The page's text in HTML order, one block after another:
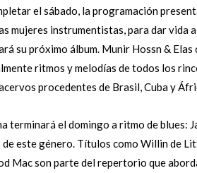
el sábado, la programación
mujeres instrumentistas, para dar vida
su próximo álbum. Munir Hossn &
ritmos y melodías de todos los
procedentes de Brasil, Cuba y
terminará el domingo a ritmo de blues:
de este género. Títulos como Willin de
Mac son parte del repertorio que